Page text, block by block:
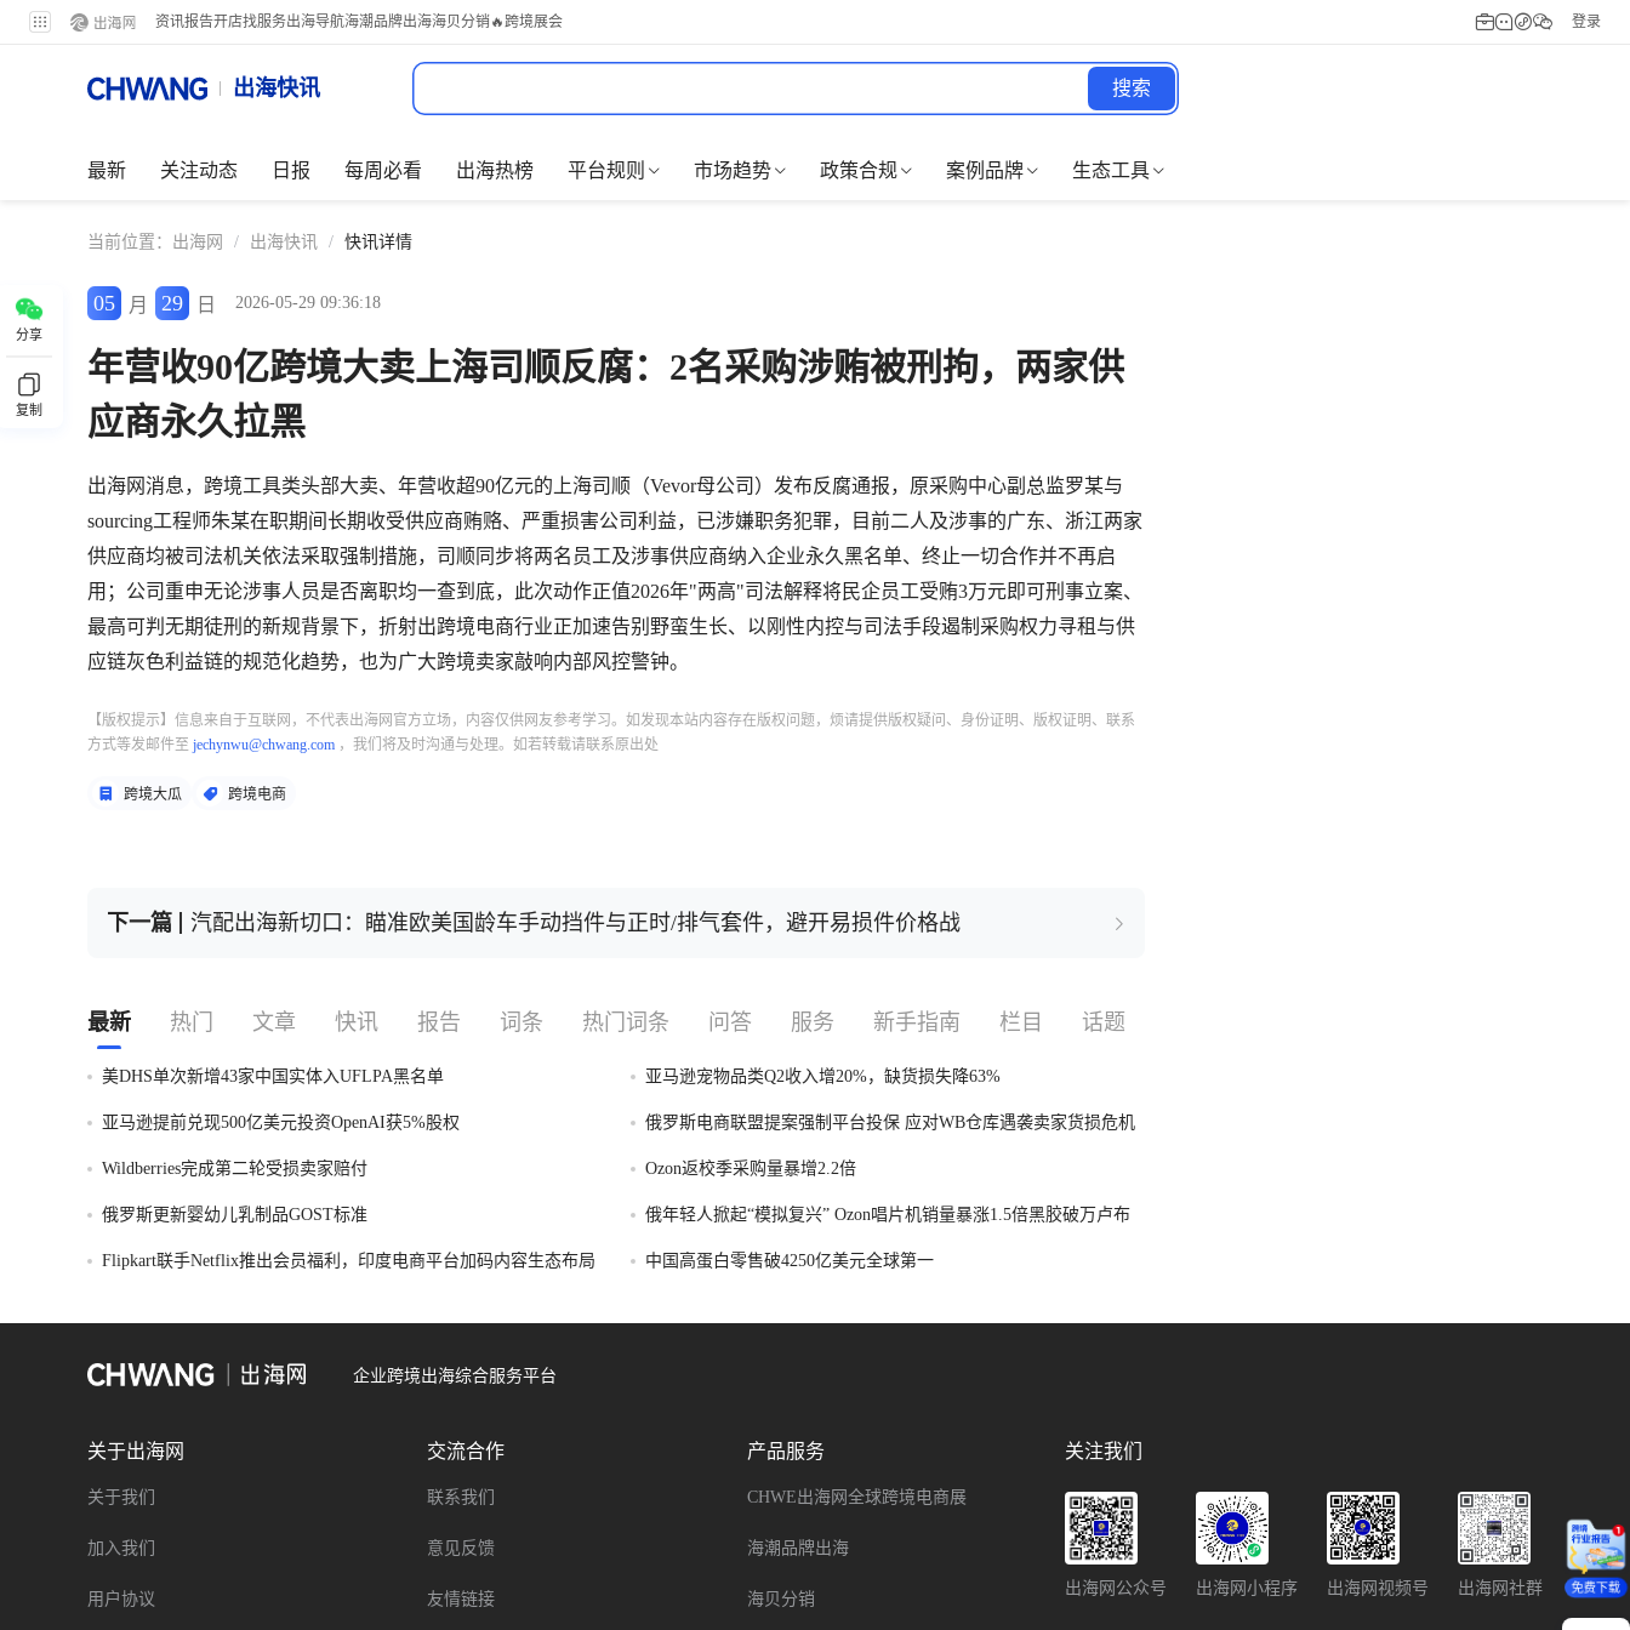
资讯报告开店找服务出海导航海潮品牌出海海贝分销 🔥跨境展会 登录
出海快讯 搜索
最新 关注动态 日报 每周必看 出海热榜 平台规则 市场趋势 政策合规 案例品牌 生态工具
当前位置： 出海网 / 出海快讯 / 快讯详情
分享
复制
05 月 29 日 2026-05-29 09:36:18
年营收90亿跨境大卖上海司顺反腐：2名采购涉贿被刑拘，两家供
应商永久拉黑
出海网消息，跨境工具类头部大卖、年营收超90亿元的上海司顺（Vevor母公司）发布反腐通报，原采购中心副总监罗某与
sourcing工程师朱某在职期间长期收受供应商贿赂、严重损害公司利益，已涉嫌职务犯罪，目前二人及涉事的广东、浙江两家
供应商均被司法机关依法采取强制措施，司顺同步将两名员工及涉事供应商纳入企业永久黑名单、终止一切合作并不再启
用；公司重申无论涉事人员是否离职均一查到底，此次动作正值2026年"两高"司法解释将民企员工受贿3万元即可刑事立案、
最高可判无期徒刑的新规背景下，折射出跨境电商行业正加速告别野蛮生长、以刚性内控与司法手段遏制采购权力寻租与供
应链灰色利益链的规范化趋势，也为广大跨境卖家敲响内部风控警钟。
【版权提示】信息来自于互联网，不代表出海网官方立场，内容仅供网友参考学习。如发现本站内容存在版权问题，烦请提供版权疑问、身份证明、版权证明、联系
方式等发邮件至 jechynwu@chwang.com ，我们将及时沟通与处理。如若转载请联系原出处
跨境大瓜 跨境电商
下一篇 汽配出海新切口：瞄准欧美国龄车手动挡件与正时/排气套件，避开易损件价格战
最新 热门 文章 快讯 报告 词条 热门词条 问答 服务 新手指南 栏目 话题
美DHS单次新增43家中国实体入UFLPA黑名单 亚马逊宠物品类Q2收入增20%，缺货损失降63%
亚马逊提前兑现500亿美元投资OpenAI获5%股权 俄罗斯电商联盟提案强制平台投保 应对WB仓库遇袭卖家货损危机
Wildberries完成第二轮受损卖家赔付 Ozon返校季采购量暴增2.2倍
俄罗斯更新婴幼儿乳制品GOST标准 俄年轻人掀起“模拟复兴” Ozon唱片机销量暴涨1.5倍黑胶破万卢布
Flipkart联手Netflix推出会员福利，印度电商平台加码内容生态布局 中国高蛋白零售破4250亿美元全球第一
免费下载
企业跨境出海综合服务平台
关于出海网
关于我们
加入我们
用户协议
交流合作
联系我们
意见反馈
友情链接
产品服务
CHWE出海网全球跨境电商展
海潮品牌出海
海贝分销
关注我们
出海网公众号 出海网小程序 出海网视频号 出海网社群